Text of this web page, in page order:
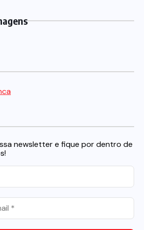
newsletter e fique por dentro de